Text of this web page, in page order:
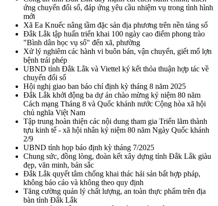
ứng chuyển đổi số, đáp ứng yêu cầu nhiệm vụ trong tình hình
mới
Xã Ea Knuếc nâng tầm đặc sản địa phương trên nền tảng số
Đắk Lắk tập huấn triển khai 100 ngày cao điểm phong trào
"Bình dân học vụ số" đến xã, phường
Xử lý nghiêm các hành vi buôn bán, vận chuyển, giết mổ lợn
bệnh trái phép
UBND tỉnh Đắk Lắk và Viettel ký kết thỏa thuận hợp tác về
chuyển đổi số
Hội nghị giao ban báo chí định kỳ tháng 8 năm 2025
Đắk Lắk khởi động ba dự án chào mừng kỷ niệm 80 năm
Cách mạng Tháng 8 và Quốc khánh nước Cộng hòa xã hội
chủ nghĩa Việt Nam
Tập trung hoàn thiện các nội dung tham gia Triển lãm thành
tựu kinh tế - xã hội nhân kỷ niệm 80 năm Ngày Quốc khánh
2/9
UBND tỉnh họp báo định kỳ tháng 7/2025
Chung sức, đồng lòng, đoàn kết xây dựng tỉnh Đắk Lắk giàu
đẹp, văn minh, bản sắc
Đắk Lắk quyết tâm chống khai thác hải sản bất hợp pháp,
không báo cáo và không theo quy định
Tăng cường quản lý chất lượng, an toàn thực phẩm trên địa
bàn tỉnh Đắk Lắk